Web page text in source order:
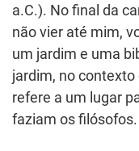
a.C.). No final da
não vier até mim,
um jardim e uma
jardim, no
refere a um lugar
faziam os filósofos.